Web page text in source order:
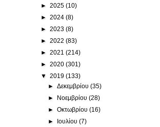
► 2025 (10)
► 2024 (8)
► 2023 (8)
► 2022 (83)
► 2021 (214)
► 2020 (301)
▼ 2019 (133)
►Δεκεμβρίου(35)
► Νοεμβρίου(28)
►Οκτωβρίου(16)
► Ιουλίου(7)